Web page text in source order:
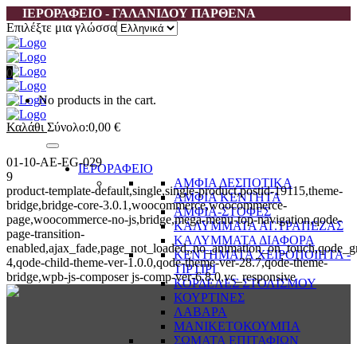
ΙΕΡΟΡΑΦΕΙΟ - ΓΑΛΑΝΙΔΟΥ ΠΑΡΘΕΝΑ
Επιλέξτε μια γλώσσα
0
No products in the cart.
Καλάθι Σύνολο:0,00 €
ΙΕΡΟΡΑΦΕΙΟ
ΑΜΦΙΑ ΔΕΣΠΟΤΙΚΑ
ΑΜΦΙΑ ΚΕΝΤΗΤΑ
ΑΜΦΙΑ-ΣΤΟΦΕΣ
ΚΑΛΥΜΜΑΤΑ ΑΓ.ΤΡΑΠΕΖΑΣ
ΚΑΛΥΜΜΑΤΑ ΔΙΑΦΟΡΑ
ΚΕΝΤΗΜΑΤΑ ΧΕΙΡΟΠΟΙΗΤΑ -
ΤΙΡΤΙΡΙ
ΚΟΡΔΕΛΕΣ ΣΤΟΛΙΣΜΟΥ
ΚΟΥΡΤΙΝΕΣ
ΛΑΒΑΡΑ
ΜΑΝΙΚΕΤΟΚΟΥΜΠΑ
ΣΩΜΑΤΑ ΕΠΙΤΑΦΙΩΝ
01-10-AE-EG-029
9
product-template-default,single,single-product,postid-19115,theme-
bridge,bridge-core-3.0.1,woocommerce,woocommerce-
page,woocommerce-no-js,bridge,mega-menu-top-navigation,qode-
page-transition-
4,qode-child-theme-ver-1.0.0,qode-theme-ver-28.7,qode-theme-
bridge,wpb-js-composer js-comp-ver-6.8.0,vc_responsive